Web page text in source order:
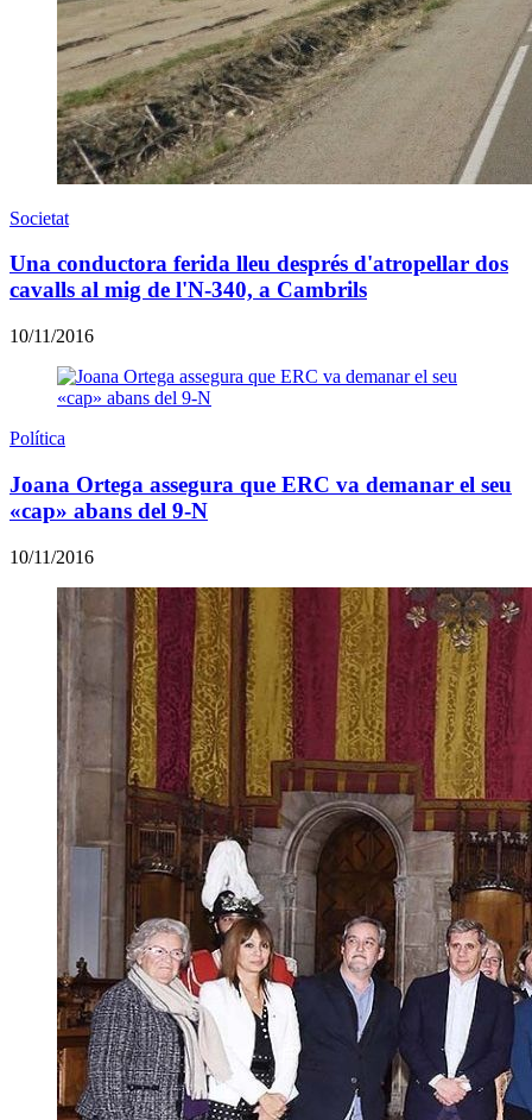
Societat
Una conductora ferida lleu després d'atropellar dos
cavalls al mig de l'N-340, a Cambrils
10/11/2016
Política
Joana Ortega assegura que ERC va demanar el seu
«cap» abans del 9-N
10/11/2016